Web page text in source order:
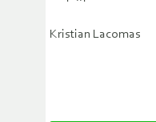
Kristian Lacomas